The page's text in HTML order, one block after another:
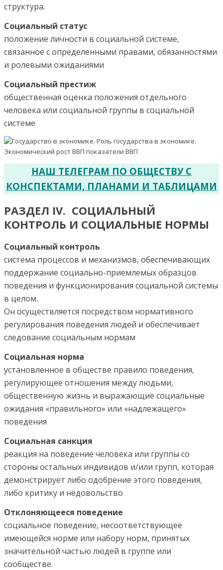
структура.
Социальный статус
положение личности в социальной системе,
связанное с определенными правами, обязанностями
и ролевыми ожиданиями
Социальный престиж
общественная оценка положения отдельного
человека или социальной группы в социальной
системе
НАШ ТЕЛЕГРАМ ПО ОБЩЕСТВУ С
КОНСПЕКТАМИ, ПЛАНАМИ И ТАБЛИЦАМИ
РАЗДЕЛ IV. СОЦИАЛЬНЫЙ
КОНТРОЛЬ И СОЦИАЛЬНЫЕ НОРМЫ
Социальный контроль
система процессов и механизмов, обеспечивающих
поддержание социально-приемлемых образцов
поведения и функционирования социальной системы
в целом.
Он осуществляется посредством нормативного
регулирования поведения людей и обеспечивает
следование социальным нормам
Социальная норма
установленное в обществе правило поведения,
регулирующее отношения между людьми,
общественную жизнь и выражающие социальные
ожидания «правильного» или «надлежащего»
поведения
Социальная санкция
реакция на поведение человека или группы со
стороны остальных индивидов и/или групп, которая
демонстрирует либо одобрение этого поведения,
либо критику и недовольство
Отклоняющееся поведение
социальное поведение, несоответствующее
имеющейся норме или набору норм, принятых
значительной частью людей в группе или
сообществе.